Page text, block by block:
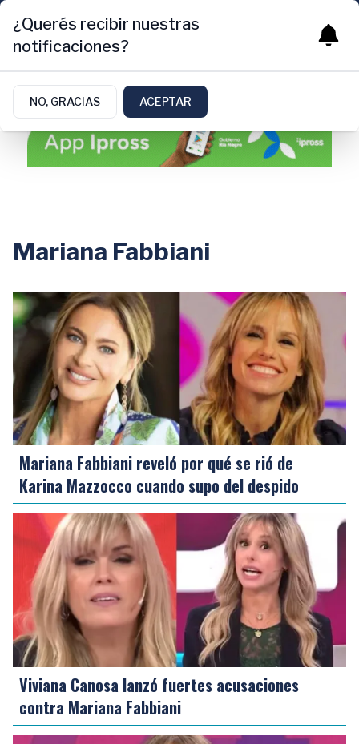
Mariana Fabbiani
Mariana Fabbiani reveló por qué se rió de
Karina Mazzocco cuando supo del despido
Viviana Canosa lanzó fuertes acusaciones
contra Mariana Fabbiani
¿Querés recibir nuestras
notificaciones?
NO, GRACIAS ACEPTAR